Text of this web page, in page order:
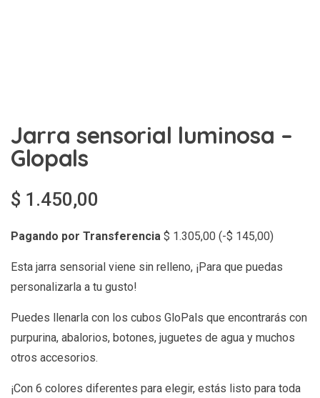
Jarra sensorial luminosa –
Glopals
$ 1.450,00
Pagando por Transferencia $ 1.305,00 (-$ 145,00)
Esta jarra sensorial viene sin relleno, ¡Para que puedas
personalizarla a tu gusto!
Puedes llenarla con los cubos GloPals que encontrarás con
purpurina, abalorios, botones, juguetes de agua y muchos
otros accesorios.
¡Con 6 colores diferentes para elegir, estás listo para toda